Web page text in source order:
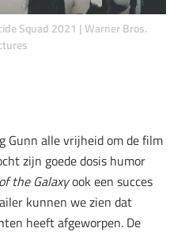
Squad 2021 | Warner Bros.
Gunn alle vrijheid om de film
zijn goede dosis humor
the Galaxyook een succes
kunnen we zien dat
heeft afgeworpen. De